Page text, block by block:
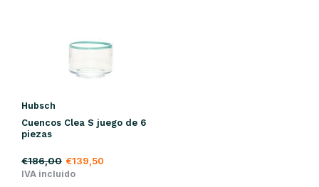
Hubsch
Cuencos Clea S juego de 6
piezas
€186,00 €139,50
IVA incluido